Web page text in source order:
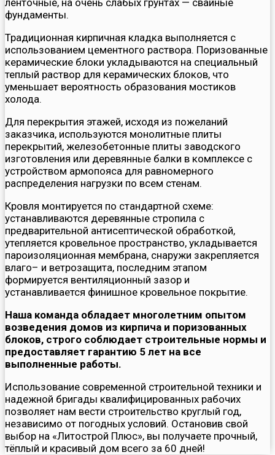
фундаменты.
Традиционная кирпичная кладка выполняется с
использованием цементного раствора. Поризованные
керамические блоки укладываются на специальный
теплый раствор для керамических блоков, что
уменьшает вероятность образования мостиков
холода.
Для перекрытия этажей, исходя из пожеланий
заказчика, используются монолитные плиты
перекрытий, железобетонные плиты заводского
изготовления или деревянные балки в комплексе с
устройством армопояса для равномерного
распределения нагрузки по всем стенам.
Кровля монтируется по стандартной схеме:
устанавливаются деревянные стропила с
предварительной антисептической обработкой,
утепляется кровельное пространство, укладывается
пароизоляционная мембрана, снаружи закрепляется
влаго– и ветрозащита, последним этапом
формируется вентиляционный зазор и
устанавливается финишное кровельное покрытие.
Наша команда обладает многолетним опытом
возведения домов из кирпича и поризованных
блоков, строго соблюдает строительные нормы и
предоставляет гарантию 5 лет на все
выполненные работы.
Использование современной строительной техники и
надежной бригады квалифицированных рабочих
позволяет нам вести строительство круглый год,
независимо от погодных условий. Остановив свой
выбор на «Литострой Плюс», вы получаете прочный,
тёплый и красивый дом всего за 60 дней!